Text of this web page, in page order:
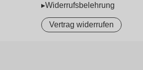
▸Widerrufsbelehrung
Vertrag widerrufen